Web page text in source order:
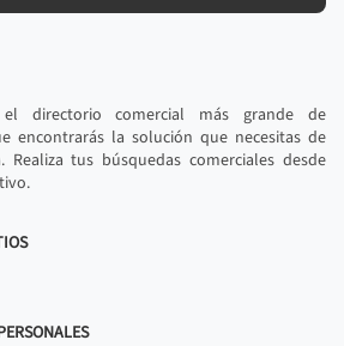
el directorio comercial más grande de
encontrarás la solución que necesitas de
tus búsquedas comerciales desde